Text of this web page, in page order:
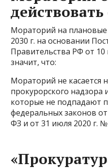
Мораторий на
2030 г. на основании
Правительства РФ от 10
значит, что:
Мораторий не касается
прокурорского надзора
которые не подпадают
федеральных законов
ФЗ и от 31 июля 2020 г.